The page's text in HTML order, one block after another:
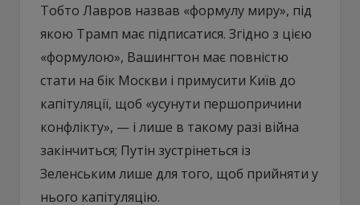
Тобто Лавров назвав «формулу миру», під
якою Трамп має підписатися. Згідно з цією
«формулою», Вашингтон має повністю
стати на бік Москви і примусити Київ до
капітуляції, щоб «усунути першопричини
конфлікту», — і лише в такому разі війна
закінчиться; Путін зустрінеться із
Зеленським лише для того, щоб прийняти у
нього капітуляцію.